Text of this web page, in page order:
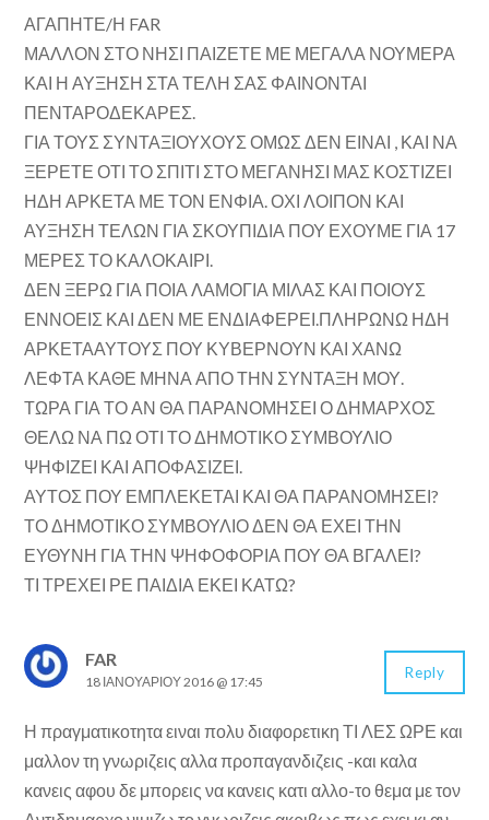
ΑΓΑΠΗΤΕ/Η FAR
ΜΑΛΛΟΝ ΣΤΟ ΝΗΣΙ ΠΑΙΖΕΤΕ ΜΕ ΜΕΓΑΛΑ ΝΟΥΜΕΡΑ
ΚΑΙ Η ΑΥΞΗΣΗ ΣΤΑ ΤΕΛΗ ΣΑΣ ΦΑΙΝΟΝΤΑΙ
ΠΕΝΤΑΡΟΔΕΚΑΡΕΣ.
ΓΙΑ ΤΟΥΣ ΣΥΝΤΑΞΙΟΥΧΟΥΣ ΟΜΩΣ ΔΕΝ ΕΙΝΑΙ , ΚΑΙ ΝΑ
ΞΕΡΕΤΕ ΟΤΙ ΤΟ ΣΠΙΤΙ ΣΤΟ ΜΕΓΑΝΗΣΙ ΜΑΣ ΚΟΣΤΙΖΕΙ
ΗΔΗ ΑΡΚΕΤΑ ΜΕ ΤΟΝ ΕΝΦΙΑ. ΟΧΙ ΛΟΙΠΟΝ ΚΑΙ
ΑΥΞΗΣΗ ΤΕΛΩΝ ΓΙΑ ΣΚΟΥΠΙΔΙΑ ΠΟΥ ΕΧΟΥΜΕ ΓΙΑ 17
ΜΕΡΕΣ ΤΟ ΚΑΛΟΚΑΙΡΙ.
ΔΕΝ ΞΕΡΩ ΓΙΑ ΠΟΙΑ ΛΑΜΟΓΙΑ ΜΙΛΑΣ ΚΑΙ ΠΟΙΟΥΣ
ΕΝΝΟΕΙΣ ΚΑΙ ΔΕΝ ΜΕ ΕΝΔΙΑΦΕΡΕΙ.ΠΛΗΡΩΝΩ ΗΔΗ
ΑΡΚΕΤΑΑΥΤΟΥΣ ΠΟΥ ΚΥΒΕΡΝΟΥΝ ΚΑΙ ΧΑΝΩ
ΛΕΦΤΑ ΚΑΘΕ ΜΗΝΑ ΑΠΟ ΤΗΝ ΣΥΝΤΑΞΗ ΜΟΥ.
ΤΩΡΑ ΓΙΑ ΤΟ ΑΝ ΘΑ ΠΑΡΑΝΟΜΗΣΕΙ Ο ΔΗΜΑΡΧΟΣ
ΘΕΛΩ ΝΑ ΠΩ ΟΤΙ ΤΟ ΔΗΜΟΤΙΚΟ ΣΥΜΒΟΥΛΙΟ
ΨΗΦΙΖΕΙ ΚΑΙ ΑΠΟΦΑΣΙΖΕΙ.
ΑΥΤΟΣ ΠΟΥ ΕΜΠΛΕΚΕΤΑΙ ΚΑΙ ΘΑ ΠΑΡΑΝΟΜΗΣΕΙ?
ΤΟ ΔΗΜΟΤΙΚΟ ΣΥΜΒΟΥΛΙΟ ΔΕΝ ΘΑ ΕΧΕΙ ΤΗΝ
ΕΥΘΥΝΗ ΓΙΑ ΤΗΝ ΨΗΦΟΦΟΡΙΑ ΠΟΥ ΘΑ ΒΓΑΛΕΙ?
ΤΙ ΤΡΕΧΕΙ ΡΕ ΠΑΙΔΙΑ ΕΚΕΙ ΚΑΤΩ?
FAR
18 ΙΑΝΟΥΑΡΊΟΥ 2016 @ 17:45
Η πραγματικοτητα ειναι πολυ διαφορετικη ΤΙ ΛΕΣ ΩΡΕ και
μαλλον τη γνωριζεις αλλα προπαγανδιζεις -και καλα
κανεις αφου δε μπορεις να κανεις κατι αλλο-το θεμα με τον
Reply